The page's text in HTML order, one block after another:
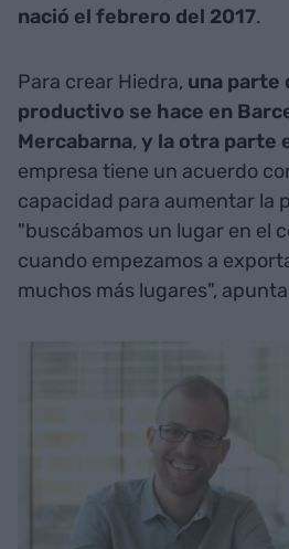
nació el febrero del 2017.
Para crear Hiedra, una parte
productivo se hace en
Mercabarna, y la otra parte
empresa tiene un acuerdo
capacidad para aumentar la
"buscábamos un lugar en el
cuando empezamos a
muchos más lugares",